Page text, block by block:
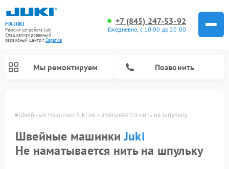
FIX-JUKI
Ремонт устройств Juki
Специализированный
cервисный центр г.Саратов
+7 (845) 247-53-92
Ежедневно, с 10:00 до 20:00
Мы ремонтируем Позвонить
Швейные машинки Juki не наматывается нить на шпульку
Швейные машинкиJuki
Не наматывается нить на шпульку